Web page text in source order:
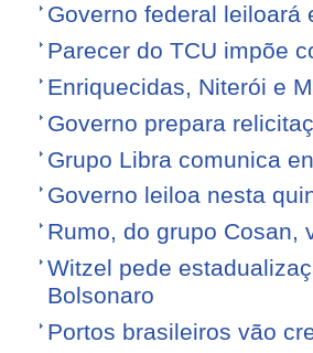
Governo federal leiloará
Parecer do TCU impõe
Enriquecidas, Niterói e
Governo prepara
Grupo Libra comunica
Governo leiloa nesta
Rumo, do grupo Cosan,
Witzel pede
Bolsonaro
Portos brasileiros vão